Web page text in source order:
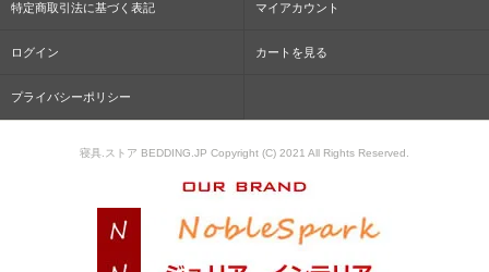
特定商取引法に基づく表記 マイアカウント
ログイン カートを見る
プライバシーポリシー
寝具.ストア BEDDING.JP Copyright (C) 2021 All Rights Reserved.